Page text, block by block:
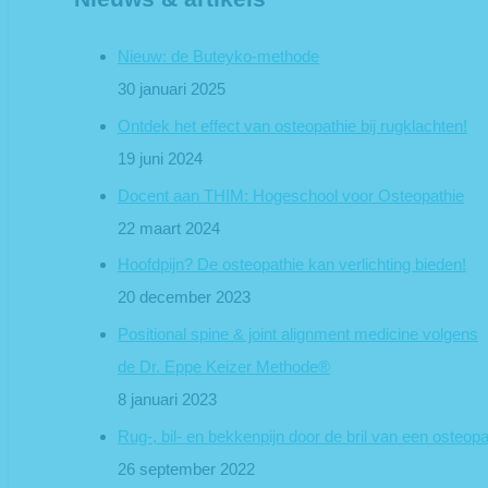
Nieuw: de Buteyko-methode
30 januari 2025
Ontdek het effect van osteopathie bij rugklachten!
19 juni 2024
Docent aan THIM: Hogeschool voor Osteopathie
22 maart 2024
Hoofdpijn? De osteopathie kan verlichting bieden!
20 december 2023
Positional spine & joint alignment medicine volgens
de Dr. Eppe Keizer Methode®
8 januari 2023
Rug-, bil- en bekkenpijn door de bril van een
26 september 2022